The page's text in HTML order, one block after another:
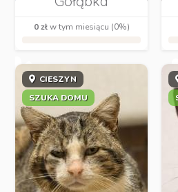
0 złw tym miesiącu (0%)
CIESZYN
SZUKA DOMU